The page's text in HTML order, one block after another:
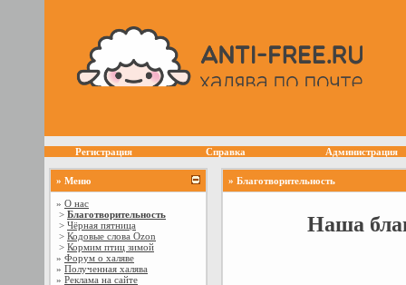
Регистрация Справка Администрация
» Меню
» О нас
> Благотворительность
> Чёрная пятница
> Кодовые слова Ozon
> Кормим птиц зимой
» Форум о халяве
» Полученная халява
» Реклама на сайте
» Благотворительность
Наша